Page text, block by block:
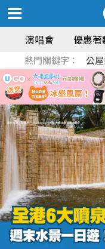
演唱會 優惠著
熱門關鍵字： 公